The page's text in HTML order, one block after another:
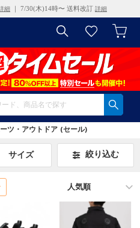
細 ｜ 7/30(木)14時〜 送料改訂 詳細
ツ・アウトドア (セール)
サイズ 絞り込む